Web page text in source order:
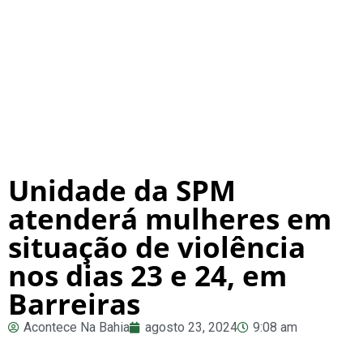
Unidade da SPM
atenderá mulheres em
situação de violência
nos dias 23 e 24, em
Barreiras
Acontece Na Bahia agosto 23, 2024 9:08 am